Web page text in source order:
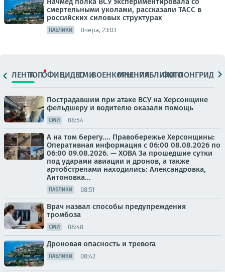
смертельными уколами, рассказали ТАСС в
российских силовых структурах
ПАБЛИКИ Вчера, 23:03
ЛЕНТАТОПОФИЦ.ВИДЕОСМИВОЕНКОРЫМНЕНИЯПАБЛИКИ
ФОТОЛОНГРИДЫ
Пострадавшим при атаке ВСУ на Херсонщине
фельдшеру и водителю оказали помощь
СМИ 08:54
А на том берегу.... Правобережье Херсонщины:
Оперативная информация с 06:00 08.08.2026 по
06:00 09.08.2026. — ХОВА За прошедшие сутки
под ударами авиации и дронов, а также
артобстрелами находились: Александровка,
Антоновка...
ПАБЛИКИ 08:51
Врач назвал способы предупреждения
тромбоза
СМИ 08:48
Дроновая опасность и тревога
ПАБЛИКИ 08:42